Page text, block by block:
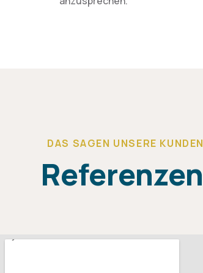
DAS SAGEN UNSERE KUNDEN
Referenzen